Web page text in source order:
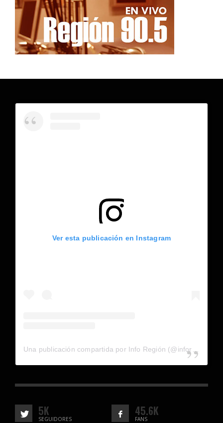
Ver esta publicación en Instagram
5K
SEGUIDORES
45.6K
FANS